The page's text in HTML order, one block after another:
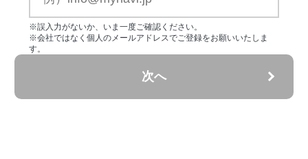
※誤入力がないか、いま一度ご確認ください。
※会社ではなく個人のメールアドレスでご登録をお願いいたしま
す。
次へ